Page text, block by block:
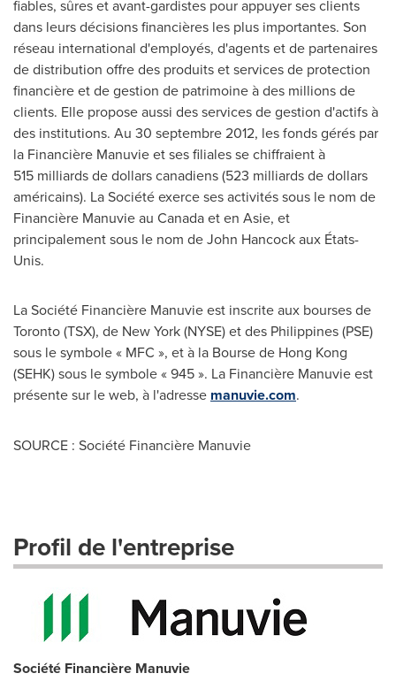
fiables, sûres et avant-gardistes pour appuyer ses clients
dans leurs décisions financières les plus importantes. Son
réseau international d'employés, d'agents et de partenaires
de distribution offre des produits et services de protection
financière et de gestion de patrimoine à des millions de
clients. Elle propose aussi des services de gestion d'actifs à
des institutions. Au 30 septembre 2012, les fonds gérés par
la Financière Manuvie et ses filiales se chiffraient à
515 milliards de dollars canadiens (523 milliards de dollars
américains). La Société exerce ses activités sous le nom de
Financière Manuvie au Canadaet en Asie, et
principalement sous le nom deJohn Hancockaux États-
Unis.
La Société Financière Manuvie est inscrite aux bourses de
Toronto(TSX), de New York (NYSE) et des Philippines(PSE)
sous le symbole « MFC », et à la Bourse de Hong Kong
(SEHK) sous le symbole « 945 ». La Financière Manuvie est
présente sur le web, à l'adresse manuvie.com.
SOURCE : Société Financière Manuvie
Profil de l'entreprise
Société Financière Manuvie